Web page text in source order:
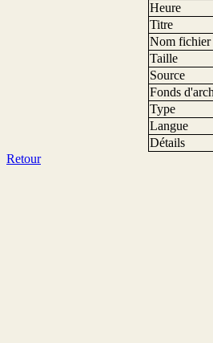
Heure
Titre
Nom fichier
Taille
Source
Fonds
Type
Langue
Détails
Retour